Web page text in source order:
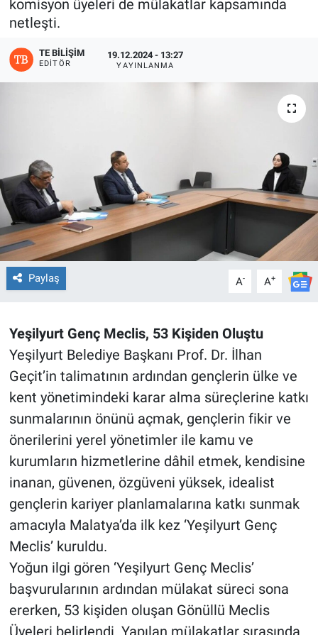
komisyon üyeleri de mülakatlar kapsamında
netleşti.
TE BILIŞIM
EDITÖR
19.12.2024 - 13:27
YAYINLANMA
Paylaş A- A+
Yeşilyurt Genç Meclis, 53 Kişiden Oluştu
Yeşilyurt Belediye Başkanı Prof. Dr. İlhan
Geçit’in talimatının ardından gençlerin ülke ve
kent yönetimindeki karar alma süreçlerine katkı
sunmalarının önünü açmak, gençlerin fikir ve
önerilerini yerel yönetimler ile kamu ve
kurumların hizmetlerine dâhil etmek, kendisine
inanan, güvenen, özgüveni yüksek, idealist
gençlerin kariyer planlamalarına katkı sunmak
amacıyla Malatya’da ilk kez ‘Yeşilyurt Genç
Meclis’ kuruldu.
Yoğun ilgi gören ‘Yeşilyurt Genç Meclis’
başvurularının ardından mülakat süreci sona
ererken, 53 kişiden oluşan Gönüllü Meclis